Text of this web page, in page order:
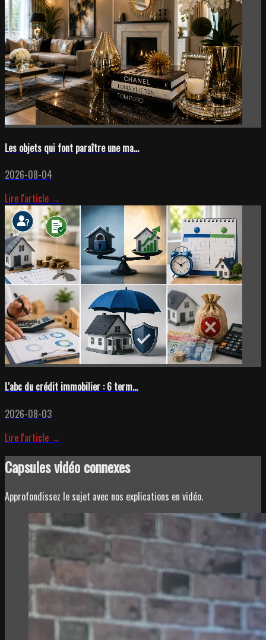
Les objets qui font paraître une ma...
2026-08-04
Lire l'article →
L'abc du crédit immobilier : 6 term...
2026-08-03
Lire l'article →
Capsules vidéo connexes
Approfondissez le sujet avec nos explications en vidéo.